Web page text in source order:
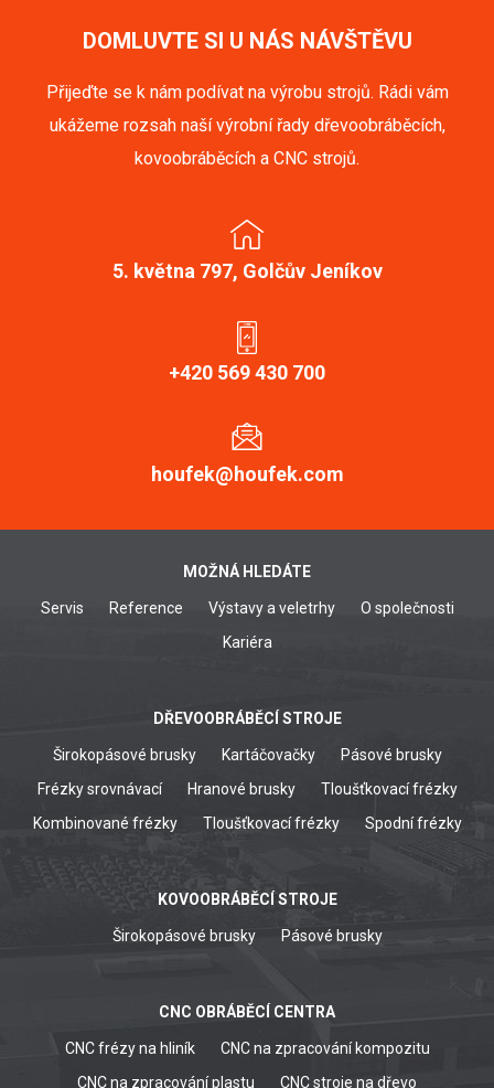
DOMLUVTE SI U NÁS NÁVŠTĚVU
Přijeďte se k nám podívat na výrobu strojů. Rádi vám
ukážeme rozsah naší výrobní řady dřevoobráběcích,
kovoobráběcích a CNC strojů.
5. května 797, Golčův Jeníkov
+420 569 430 700
houfek@houfek.com
MOŽNÁ HLEDÁTE
Servis Reference Výstavy a veletrhy
O společnosti
Kariéra
DŘEVOOBRÁBĚCÍ STROJE
Širokopásové brusky Kartáčovačky
Pásové brusky
Frézky srovnávací
Hranové brusky
Tloušťkovací frézky
Kombinované frézky
Tloušťkovací frézky Spodní frézky
KOVOOBRÁBĚCÍ STROJE
Širokopásové brusky Pásové brusky
CNC OBRÁBĚCÍ CENTRA
CNC frézy na hliník
CNC na zpracování kompozitu
CNC na zpracování plastu
CNC stroje na dřevo